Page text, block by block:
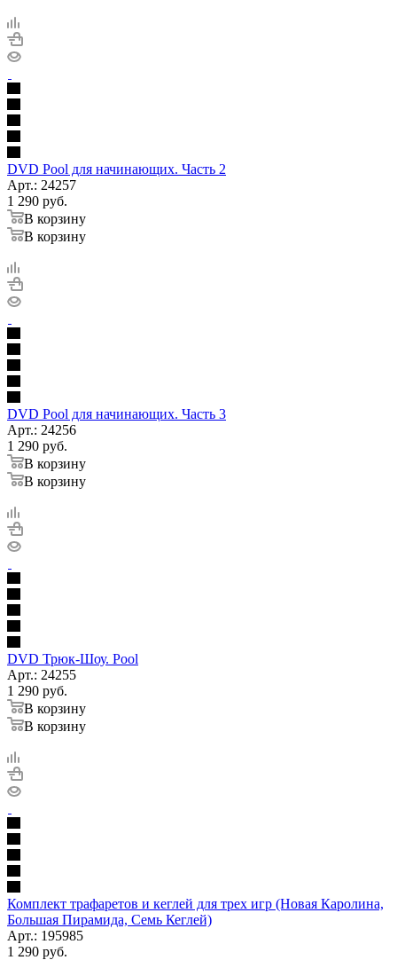
DVD Pool для начинающих. Часть 2
Арт.: 24257
1 290 руб.
В корзину
В корзину
DVD Pool для начинающих. Часть 3
Арт.: 24256
1 290 руб.
В корзину
В корзину
DVD Трюк-Шоу. Pool
Арт.: 24255
1 290 руб.
В корзину
В корзину
Комплект трафаретов и кеглей для трех игр (Новая Каролина,
Большая Пирамида, Семь Кеглей)
Арт.: 195985
1 290 руб.